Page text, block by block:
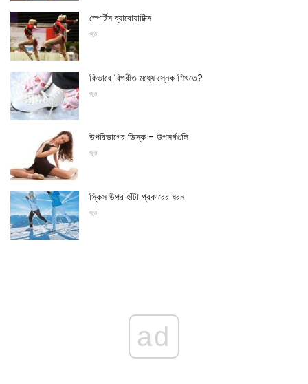
স্পোর্টস ব্যারোয়াটিক্স
জুত
কিভাবে বিপরীত মধ্যে স্নেক শিখতে?
জুত
উপরিভাগের ডিস্ক - উপসর্গগুলি
জুত
স্কিস উপর হাঁটা প্রকারের ধরন
জুত
ad